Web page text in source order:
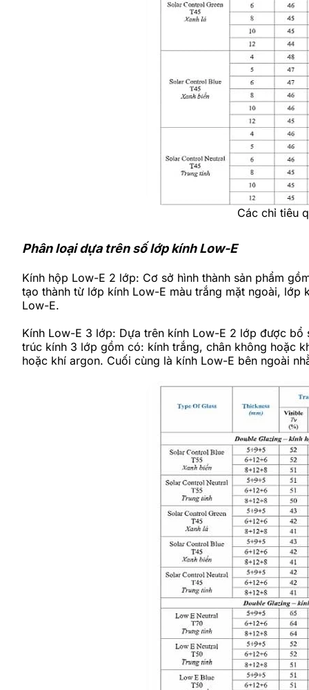
Các chỉ tiêu
Phân loại dựa trên số lớp kính Low-E
Kính hộp Low-E 2 lớp: Cơ sở hình thành sản phẩm
tạo thành từ lớp kính Low-E màu trắng mặt ngoài,
Low-E.
Kính Low-E 3 lớp: Dựa trên kính Low-E 2 lớp được
trúc kính 3 lớp gồm có: kính trắng, chân không hoặc
hoặc khí argon. Cuối cùng là kính Low-E bên ngoài